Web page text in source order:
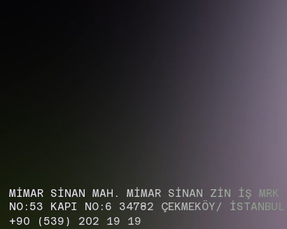
MİMAR SİNAN MAH. MİMAR SİNAN ZIN İŞ MRK
NO:53 KAPI NO:6 34782 ÇEKMEKÖY/ İSTANBUL
+90 (539) 202 19 19